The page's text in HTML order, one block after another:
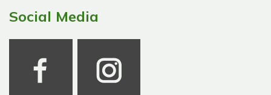
Social Media